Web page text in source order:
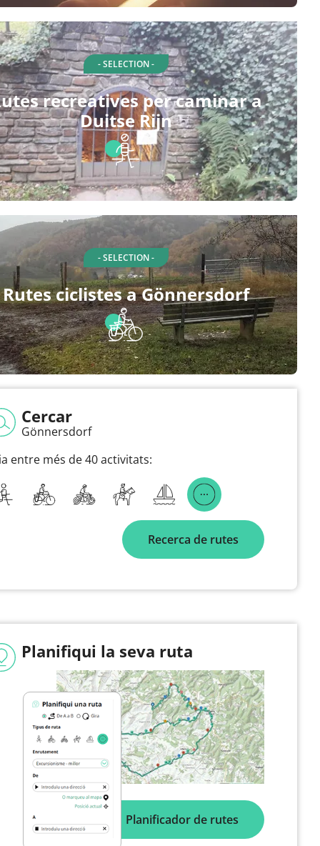
- SELECTION -
recreatives per caminar a
Duitse Rijn
- SELECTION -
Rutes ciclistes a Gönnersdorf
Cercar
Gönnersdorf
entre més de 40 activitats:
Recerca de rutes
Planifiqui la seva ruta
Planificador de rutes